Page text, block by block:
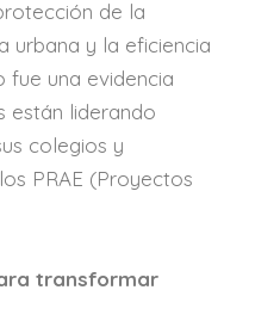
de la
urbana y la eficiencia
fue una evidencia
están liderando
colegios y
PRAE (Proyectos
transformar